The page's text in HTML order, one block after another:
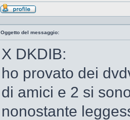
Profilo
Oggetto del messaggio:
X DKDIB:
ho provato dei
di amici e 2 si
nonostante